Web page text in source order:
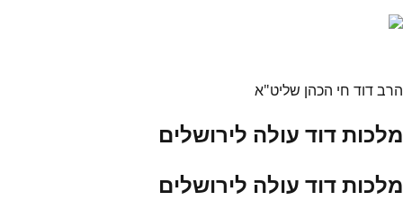
הרב דוד חי הכהן שליט"א
מלכות דוד עולה לירושלים
מלכות דוד עולה לירושלים